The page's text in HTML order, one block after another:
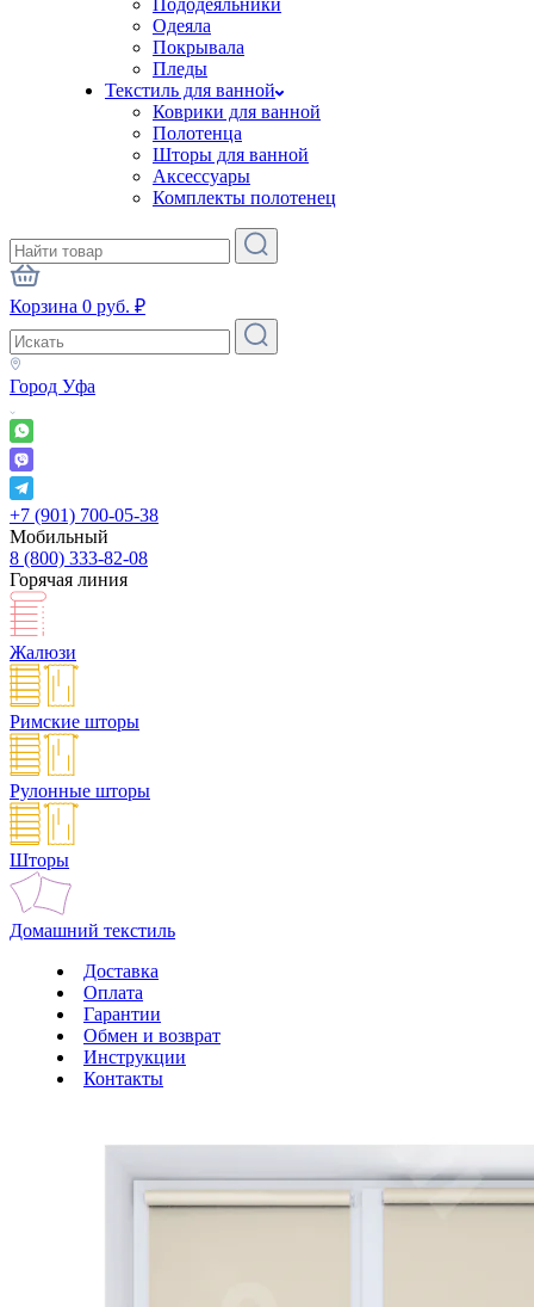
Пододеяльники
Одеяла
Покрывала
Пледы
Текстиль для ванной
Коврики для ванной
Полотенца
Шторы для ванной
Аксессуары
Комплекты полотенец
Корзина 0 руб. ₽
Город Уфа
+7 (901) 700-05-38
Мобильный
8 (800) 333-82-08
Горячая линия
Жалюзи
Римские шторы
Рулонные шторы
Шторы
Домашний текстиль
Доставка
Оплата
Гарантии
Обмен и возврат
Инструкции
Контакты